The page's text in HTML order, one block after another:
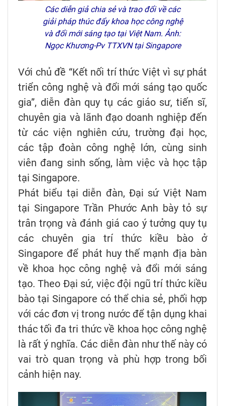
Các diễn giả chia sẻ và trao đổi về các
giải pháp thúc đẩy khoa học công nghệ
và đổi mới sáng tạo tại Việt Nam. Ảnh:
Ngọc Khương-Pv TTXVN tại Singapore
Với chủ đề “Kết nối trí thức Việt vì sự phát
triển công nghệ và đổi mới sáng tạo quốc
gia”, diễn đàn quy tụ các giáo sư, tiến sĩ,
chuyên gia và lãnh đạo doanh nghiệp đến
từ các viện nghiên cứu, trường đại học,
các tập đoàn công nghệ lớn, cùng sinh
viên đang sinh sống, làm việc và học tập
tại Singapore.
Phát biểu tại diễn đàn, Đại sứ Việt Nam
tại Singapore Trần Phước Anh bày tỏ sự
trân trọng và đánh giá cao ý tưởng quy tụ
các chuyên gia trí thức kiều bào ở
Singapore để phát huy thế mạnh địa bàn
về khoa học công nghệ và đổi mới sáng
tạo. Theo Đại sứ, việc đội ngũ trí thức kiều
bào tại Singapore có thể chia sẻ, phối hợp
với các đơn vị trong nước để tận dụng khai
thác tối đa tri thức về khoa học công nghệ
là rất ý nghĩa. Các diễn đàn như thế này có
vai trò quan trọng và phù hợp trong bối
cảnh hiện nay.